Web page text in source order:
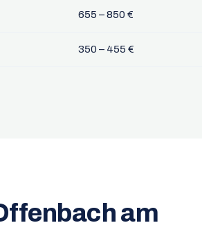
655 – 850 €
350 – 455 €
am